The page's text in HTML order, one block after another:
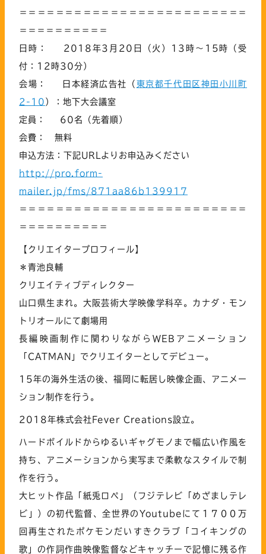
＝＝＝＝＝＝＝＝＝＝＝＝＝＝＝＝＝＝＝＝＝＝＝＝＝
＝＝＝＝＝＝＝＝＝＝
日時： 2018年3月20日（火）13時～15時（受
付：12時30分）
会場： 日本経済広告社（ 東京都千代田区神田小川町
2-10 ）：地下大会議室
定員： 60名（先着順）
会費： 無料
申込方法：下記URLよりお申込みください
http://pro.form-
mailer.jp/fms/871aa86b139917
＝＝＝＝＝＝＝＝＝＝＝＝＝＝＝＝＝＝＝＝＝＝＝＝＝
＝＝＝＝＝＝＝＝＝＝
【クリエイタープロフィール】
＊青池良輔
クリエイティブディレクター
山口県生まれ。大阪芸術大学映像学科卒。カナダ・モン
トリオールにて劇場用
長編映画制作に関わりながらWEBアニメーション
「CATMAN」でクリエイターとしてデビュー。
15年の海外生活の後、福岡に転居し映像企画、アニメー
ション制作を行う。
2018年株式会社Fever Creations設立。
ハードボイルドからゆるいギャグモノまで幅広い作風を
持ち、アニメーションから実写まで柔軟なスタイルで制
作を行う。
大ヒット作品「紙兎ロペ」（フジテレビ「めざましテレ
ビ」）の初代監督、全世界のYoutubeにて１７００万
回再生されたポケモンだいすきクラブ「コイキングの
歌」の作詞作曲映像監督などキャッチーで記憶に残る作